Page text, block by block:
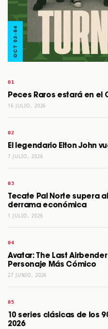
Peces Raros estará en el
16 JULIO, 2026
El legendario Elton John
7 JULIO, 2026
Tecate Pal Norte supera
derrama económica
1 JULIO, 2026
Avatar: The Last
Personaje Más Cómico
27 JUNIO, 2026
10 series clásicas de los
2026